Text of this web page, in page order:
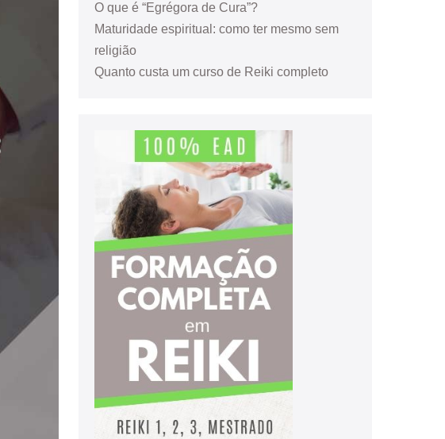
O que é “Egrégora de Cura”?
Maturidade espiritual: como ter mesmo sem
religião
Quanto custa um curso de Reiki completo